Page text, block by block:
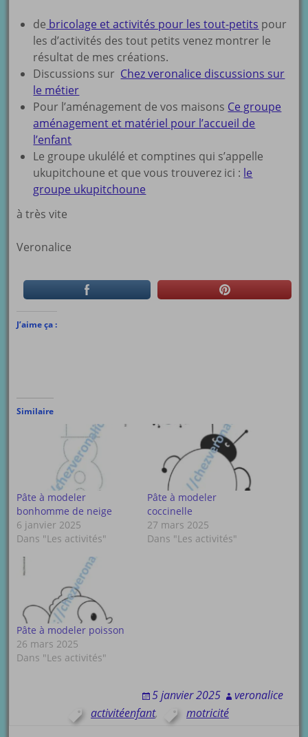
de bricolage et activités pour les tout-petits pour
les d’activités des tout petits venez montrer le
résultat de mes créations.
Discussions sur Chez veronalice discussions sur
le métier
Pour l’aménagement de vos maisons Ce groupe
aménagement et matériel pour l’accueil de
l’enfant
Le groupe ukulélé et comptines qui s’appelle
ukupitchoune et que vous trouverez ici : le
groupe ukupitchoune
à très vite
Veronalice
J’aime ça :
Similaire
Pâte à modeler
bonhomme de neige
6 janvier 2025
Dans "Les activités"
Pâte à modeler
coccinelle
27 mars 2025
Dans "Les activités"
Pâte à modeler poisson
26 mars 2025
Dans "Les activités"
5 janvier 2025
veronalice
activitéenfant, motricité